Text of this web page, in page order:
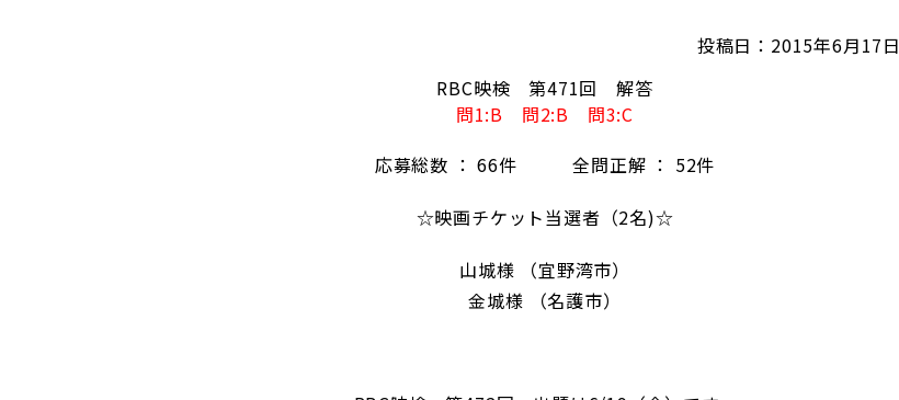
投稿日：2015年6月17日
RBC映検 第471回 解答
問1:B 問2:B 問3:C
応募総数 ： 66件 全問正解 ： 52件
☆映画チケット当選者（2名)☆
山城様 （宜野湾市）
金城様 （名護市）